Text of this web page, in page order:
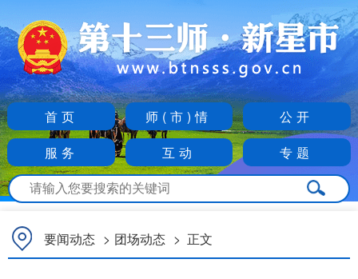
首页 师(市)情
公开
服务
互动 专题
要闻动态 > 团场动态 > 正文